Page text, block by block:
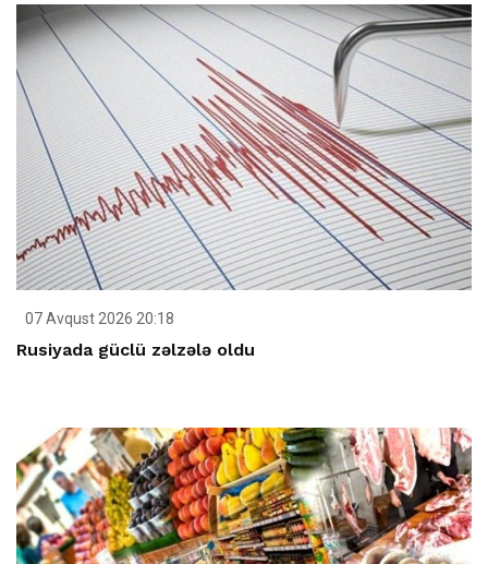
07 Avqust 2026 20:18
Rusiyada güclü zəlzələ oldu